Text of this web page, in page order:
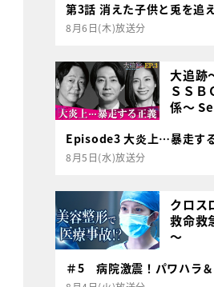
第3話 消えた子供と兎を追
8月6日(木)放送分
大追跡
ＳＳＢ
係～
Episode3 大炎上…暴走す
8月5日(水)放送分
クロス
救命救
～
＃5 病院激震！パワハラ